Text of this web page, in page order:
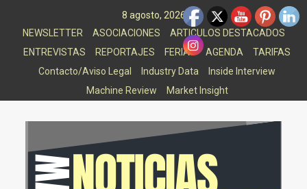
8 agosto, 2026
NEWSLETTER
ASOCIACIONES
ARTICULOS DESTACADOS
ENTREVISTAS
REPORTAJES FERIAS AGENDA
TARIFAS
Contacto/Aviso Legal
Industry Data
Inside Interview
Machine Review
Market Insight